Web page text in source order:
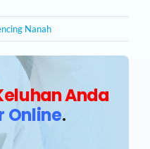
Nanah
Anda
Online.